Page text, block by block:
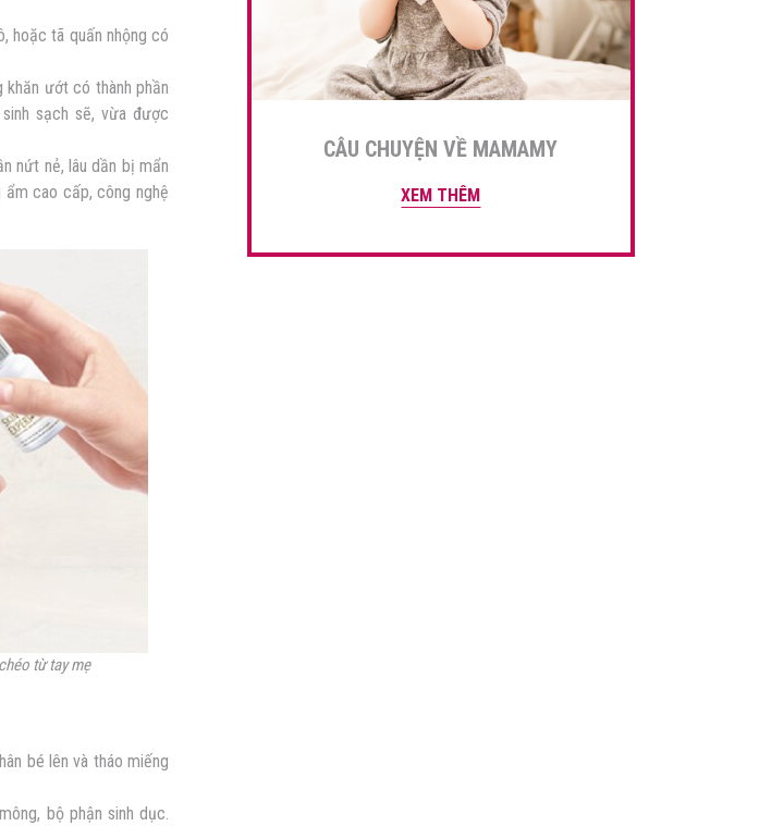
hoặc tã quấn nhộng có
ướt có thành phần
sạch sẽ, vừa được
nứt nẻ, lâu dần bị mẩn
cao cấp, công nghệ
từ tay mẹ
bé lên và tháo miếng
bộ phận sinh dục.
CÂU CHUYỆN VỀ MAMAMY
XEM THÊM